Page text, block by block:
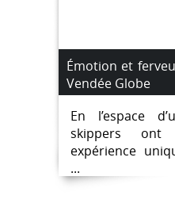
Émotion et
Vendée Globe
En l’espace
skippers
expérience
...